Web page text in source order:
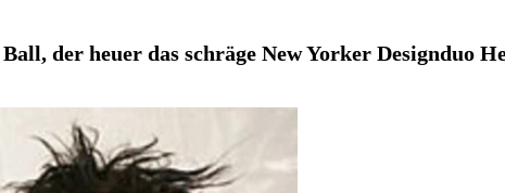
der heuer das schräge New Yorker Designduo